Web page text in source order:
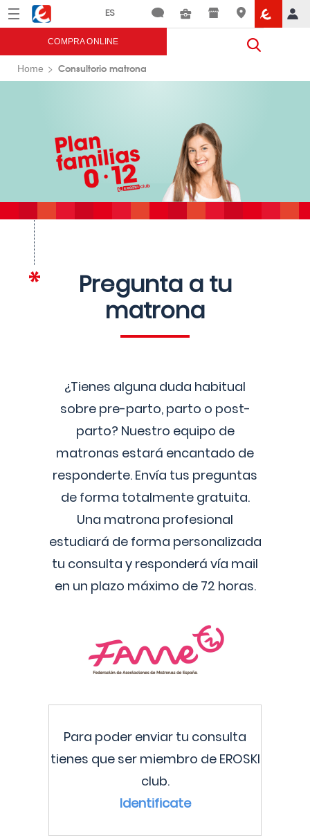
Menú Eroski
COMPRA ONLINE
Home Consultorio matrona
Pregunta a tu
matrona
¿Tienes alguna duda habitual
sobre pre-parto, parto o post-
parto? Nuestro equipo de
matronas estará encantado de
responderte. Envía tus preguntas
de forma totalmente gratuita.
Una matrona profesional
estudiará de forma personalizada
tu consulta y responderá vía mail
en un plazo máximo de 72 horas.
Para poder enviar tu consulta
tienes que ser miembro de EROSKI
club.
Identificate